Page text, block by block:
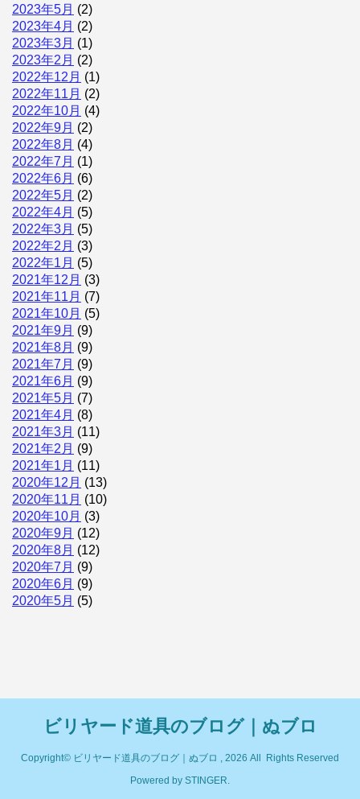
2023年5月 (2)
2023年4月 (2)
2023年3月 (1)
2023年2月 (2)
2022年12月 (1)
2022年11月 (2)
2022年10月 (4)
2022年9月 (2)
2022年8月 (4)
2022年7月 (1)
2022年6月 (6)
2022年5月 (2)
2022年4月 (5)
2022年3月 (5)
2022年2月 (3)
2022年1月 (5)
2021年12月 (3)
2021年11月 (7)
2021年10月 (5)
2021年9月 (9)
2021年8月 (9)
2021年7月 (9)
2021年6月 (9)
2021年5月 (7)
2021年4月 (8)
2021年3月 (11)
2021年2月 (9)
2021年1月 (11)
2020年12月 (13)
2020年11月 (10)
2020年10月 (3)
2020年9月 (12)
2020年8月 (12)
2020年7月 (9)
2020年6月 (9)
2020年5月 (5)
ビリヤード道具のブログ｜ぬブロ
Copyright© ビリヤード道具のブログ｜ぬブロ , 2026 All Rights Reserved
Powered by STINGER.